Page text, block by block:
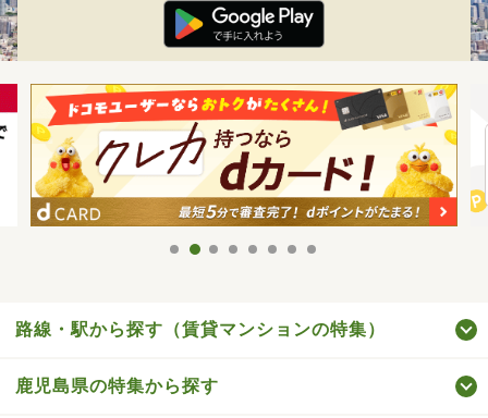
路線・駅から探す（賃貸マンションの特集）
鹿児島県の特集から探す